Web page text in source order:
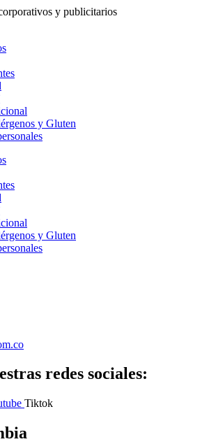
y publicitarios
y Gluten
y Gluten
redes sociales:
Tiktok